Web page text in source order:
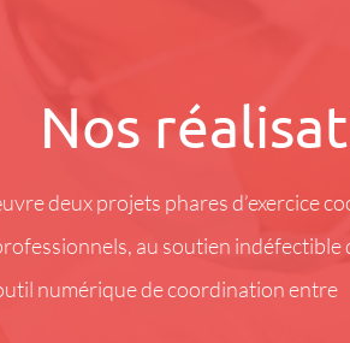
Nos
deux projets phares d’exercice
au soutien indéfectible
numérique de coordination entre